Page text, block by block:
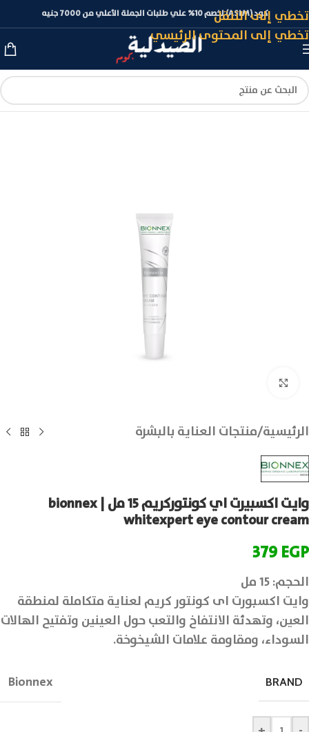
تخطي إلى التنقل
تخطي إلى المحتوى الرئيسي
كود (ASLM) لخصم 10% علي طلبات الجملة الأعلي من 7000 جنيه
الرئيسية/منتجات العناية بالبشرة
وايت اكسبيرت اي كونتورکریم 15 مل | bionnex
whitexpert eye contour cream
379EGP
الحجم: 15 مل
وايت اكسبورت اى كونتور کریم لعناية متكاملة لمنطقة
العين، وتهدئة الانتفاخ والتعب حول العينين وتفتيح الهالات
السوداء، ومقاومة علامات الشيخوخة.
BRAND
Bionnex